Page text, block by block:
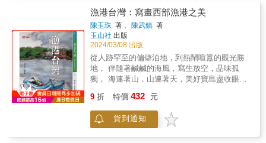
——謝銘祐（府城流浪漢、金曲獎得主）Ø有時
候，我們以為來過這城，卻不曾看見這些真實
生活裡的片段場景，不知道吃進嘴巴裡的點心
不是食物，是一段故事。不知道冬瓜塊熬煮出
來的不是飲料，是一種堅持。不知道紅豆牛奶
冰美味的不是甜蜜，是一種記憶。不知道豬肉
乾醃製烘烤的不是香氣，是一段傳承。當這些
都懂得後，你才發現真相的美麗。——游智維
（老房子事務所、風尚旅行負責人） Ø生活有
成為歷史，在不注意時悄然離去。感謝鱷魚用
翔實動人的筆觸描繪紀錄台南老城的人、事、
物，也歡迎大家隨著本書認識我生長的這座城
「性別地景」是指那些與女性或性別議題相關
的地方，這些地點豐富了人們對台灣女性歷史
和文化的了解。而「女路」，即是將這些地景
串聯成一條旅遊路線。近年來台灣國家婦女館
與各地協力單位合作，一同挖掘全台各地的女
性／性別意涵景點，並持續規劃成多條別具特
色的地方女路，讓人人都能輕鬆按圖索驥，深
女路！路線❶ 台北｜大稻埕路線❷ 台北｜松山
路線❸ 台北｜萬華路線❹ 宜蘭｜宜蘭市路線❺
台中｜大甲路線❻ 彰化｜鹿港路線❼ 嘉義｜嘉
時機。 二○二○年十月到二○二二年三月，浪人
醫師吳佳璇，從台北市中心的行政院台灣省道
公路原點出發，「一路向南」，沿著西海岸分
段徒步，走到鵝鑾鼻燈塔旁的極南點，此為前
作《一路向南》的內容；這次，二○二二年三月
到二○二三年四月，從台灣的極南點，繼續徒步
台灣的旅程，「一路向北」，回到公路原點。
在這一年多的接力徒步旅程中，有時一個人，
更多時候一群人，熱熱鬧鬧，相伴而行，欣賞
都蘭山、清水斷崖、粉鳥林、南雅奇岩、陰陽
海、綠石槽等等，還有知名網紅景點金城武樹
與伯朗大道；探詢知名與不知名的古蹟景點、
漁港台灣：寫畫西部漁港之美
陳玉珠 著 、陳武鎮 著
玉山社 出版
2024/03/08 出版
從人跡罕至的偏僻泊地，到熱鬧喧囂的觀光勝
地， 伴隨著鹹鹹的海風，寫生放空，品味孤
獨， 海連著山，山連著天，美好寶島盡收眼
地人文風情。 繼《漁港好日》收錄台灣從南到
北的漁港美景，政治受難者陳武鎮與受難者家
屬陳玉珠，夫婦倆持續巡繪，將西部的十個縣
9 折 特價 432 元
貨到通知